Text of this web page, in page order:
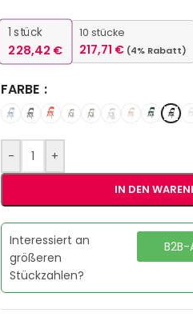
1 stück
228,42€
10 stücke
217,71 € (4% Rabatt)
FARBE
- +
IN DEN
Interessiert an
größeren
Stückzahlen?